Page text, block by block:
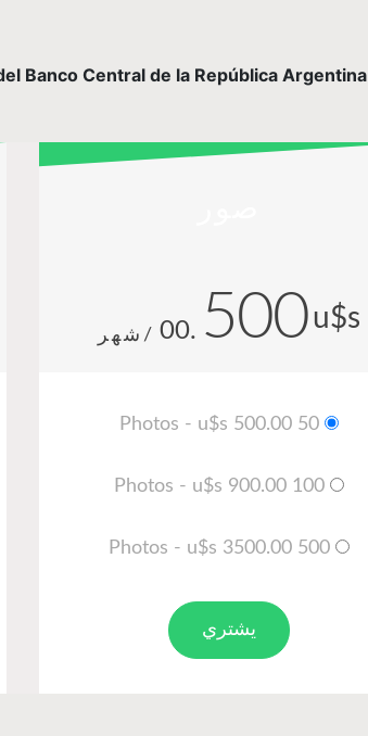
Banco Central de la República Argentina
u$s
500
.00 /شهر
يشتري